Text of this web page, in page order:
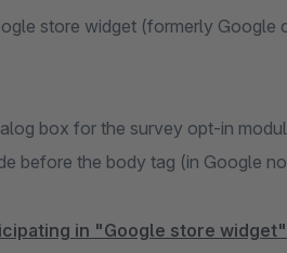
store widget (formerly Google
box for the survey opt-in
before the body tag (in Google
in "Google store